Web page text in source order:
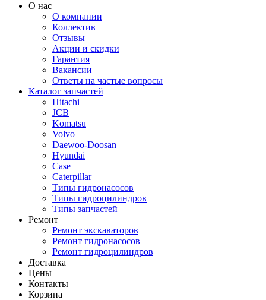
О нас
О компании
Коллектив
Отзывы
Акции и скидки
Гарантия
Вакансии
Ответы на частые вопросы
Каталог запчастей
Hitachi
JCB
Komatsu
Volvo
Daewoo-Doosan
Hyundai
Case
Caterpillar
Типы гидронасосов
Типы гидроцилиндров
Типы запчастей
Ремонт
Ремонт экскаваторов
Ремонт гидронасосов
Ремонт гидроцилиндров
Доставка
Цены
Контакты
Корзина